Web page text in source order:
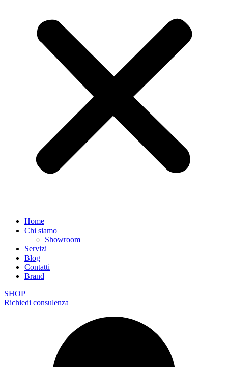
Home
Chi siamo
Showroom
Servizi
Blog
Contatti
Brand
SHOP
Richiedi consulenza